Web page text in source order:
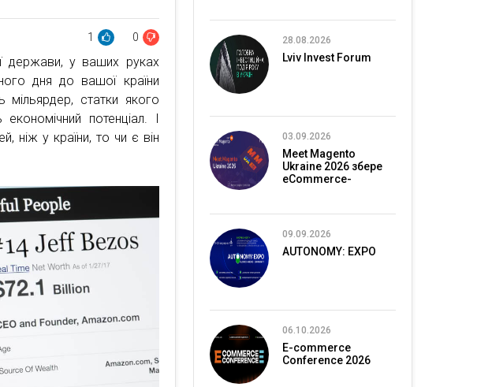
1 0
держави, у ваших руках
дня до вашої країни
мільярдер, статки якого
потенціал. І
ніж у країни, то чи є він
28.08.2026
Lviv Invest Forum
03.09.2026
Meet Magento
Ukraine 2026 збере
eCommerce-
09.09.2026
AUTONOMY: EXPO
06.10.2026
E-commerce
Conference 2026